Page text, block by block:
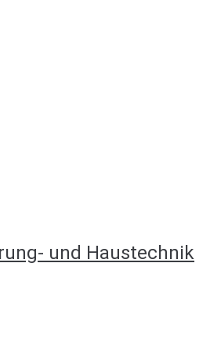
und Haustechnik